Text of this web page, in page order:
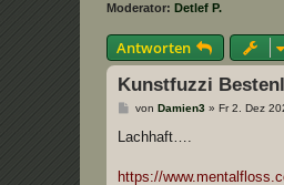
Moderator: Detlef P.
Antworten
Kunstfuzzi
B
i
a
von Damien3» Fr 2. Dez
Lachhaft….
https://